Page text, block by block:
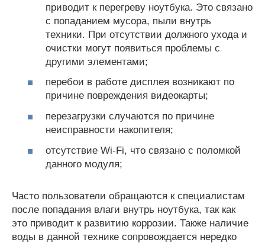
приводит к перегреву ноутбука. Это связано
с попаданием мусора, пыли внутрь
техники. При отсутствии должного ухода и
очистки могут появиться проблемы с
другими элементами;
перебои в работе дисплея возникают по
причине повреждения видеокарты;
перезагрузки случаются по причине
неисправности накопителя;
отсутствие Wi-Fi, что связано с поломкой
данного модуля;
Часто пользователи обращаются к специалистам
после попадания влаги внутрь ноутбука, так как
это приводит к развитию коррозии. Также наличие
воды в данной технике сопровождается нередко